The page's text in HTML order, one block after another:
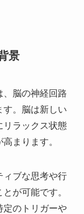
景
、脳の神経回路
す。脳は新しい
リラックス状態
まります。
ィブな思考や行
が可能です。
定のトリガーや